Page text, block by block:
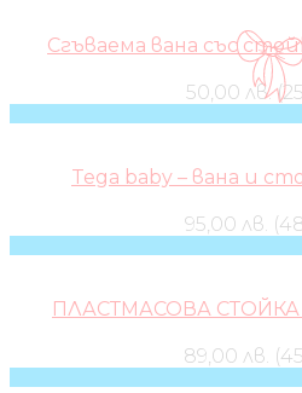
Сгъваема вана със
50,00 лв.
Tega baby – вана и
95,00 лв.
ПЛАСТМАСОВА СТОЙКА
89,00 лв.